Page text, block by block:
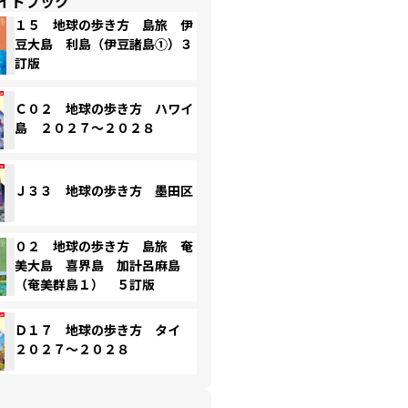
１５ 地球の歩き方 島旅 伊
豆大島 利島（伊豆諸島①）３
訂版
Ｃ０２ 地球の歩き方 ハワイ
島 ２０２７～２０２８
Ｊ３３ 地球の歩き方 墨田区
０２ 地球の歩き方 島旅 奄
美大島 喜界島 加計呂麻島
（奄美群島１） ５訂版
Ｄ１７ 地球の歩き方 タイ
２０２７～２０２８